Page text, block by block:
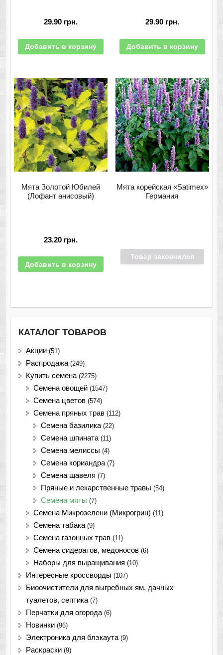
29.90 грн.
Добавить в корзину
29.90 грн.
Добавить в корзину
Мята Золотой Юбилей
(Лофант анисовый)
23.20 грн.
Добавить в корзину
Мята корейская «Satimex»
Германия
Товар закончился
КАТАЛОГ ТОВАРОВ
Акции (51)
Распродажа (249)
Купить семена (2275)
Семена овощей (1547)
Семена цветов (574)
Семена пряных трав (112)
Семена базилика (22)
Семена шпината (11)
Семена мелиссы (4)
Семена кориандра (7)
Семена щавеля (7)
Пряные и лекарственные травы (54)
Семена мяты (7)
Семена Микрозелени (Микрогрин) (11)
Семена табака (9)
Семена газонных трав (11)
Семена сидератов, медоносов (6)
Наборы для выращивания (10)
Интересные кроссворды (107)
Биоочистители для выгребных ям, дачных
туалетов, септика (7)
Перчатки для огорода (6)
Новинки (96)
Электроника для блэкаута (9)
Раскраски (9)